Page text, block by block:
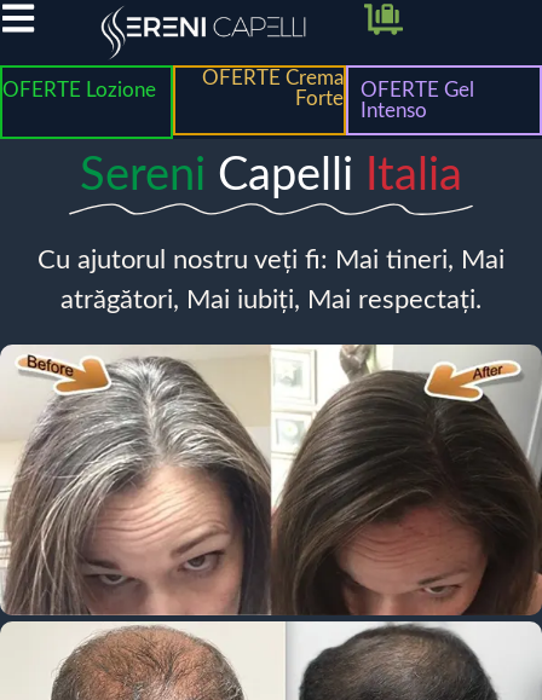
OFERTE Lozione
OFERTE Crema
Forte
OFERTE Gel
Intenso
Sereni Capelli Italia
Cu ajutorul nostru veți fi: Mai tineri, Mai
atrăgători, Mai iubiți, Mai respectați.